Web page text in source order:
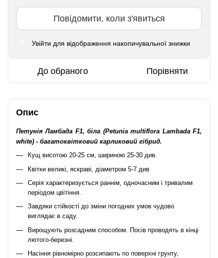
Повідомити, коли з'явиться
Увійти для відображення накопичувальної знижки
До обраного Порівняти
Опис
Петунія Ламбада F1, біла (Petunia multiflora Lambada F1,
white) - багатоквітковий карликовий гібрид.
Кущ висотою 20-25 см, шириною 25-30 див.
Квітки великі, яскраві, діаметром 5-7 див
Серія характеризується раннім, одночасним і тривалим
періодом цвітіння.
Завдяки стійкості до зміни погодних умов чудово
виглядає в саду.
Вирощують розсадним способом. Посів проводять в кінці
лютого-березні.
Насіння рівномірно розсипають по поверхні грунту,